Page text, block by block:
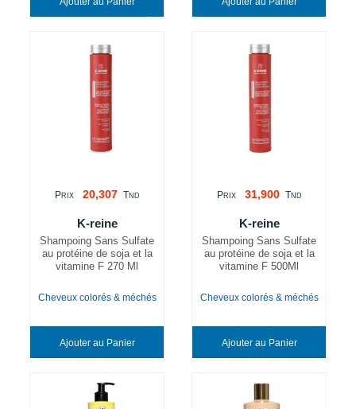
PRIX 20,307 TND
K-reine
Shampoing Sans Sulfate
au protéine de soja et la
vitamine F 270 Ml
Cheveux colorés & méchés
Ajouter au Panier
PRIX 31,900 TND
K-reine
Shampoing Sans Sulfate
au protéine de soja et la
vitamine F 500Ml
Cheveux colorés & méchés
Ajouter au Panier